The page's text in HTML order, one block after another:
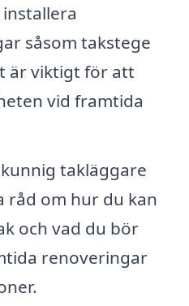
såsom takstege
är viktigt för att
vid framtida
kunnig takläggare
råd om hur du kan
och vad du bör
renoveringar